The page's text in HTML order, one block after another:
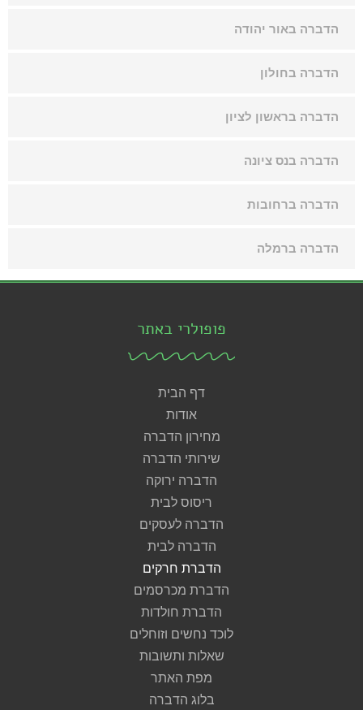
הדברה באור יהודה
הדברה בחולון
הדברה בראשון לציון
הדברה בנס ציונה
הדברה ברחובות
הדברה ברמלה
פופולרי באתר
דף הבית
אודות
מחירון הדברה
שירותי הדברה
הדברה ירוקה
ריסוס לבית
הדברה לעסקים
הדברה לבית
הדברת חרקים
הדברת מכרסמים
הדברת חולדות
לוכד נחשים וזוחלים
שאלות ותשובות
מפת האתר
בלוג הדברה